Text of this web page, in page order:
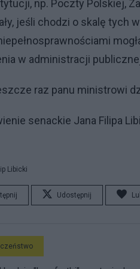
np. Poczty Polskiej,
jeśli chodzi o skalę tych
w administracji
raz panu ministrowi
senackie Jana Filipa
Libicki
Udostępnij